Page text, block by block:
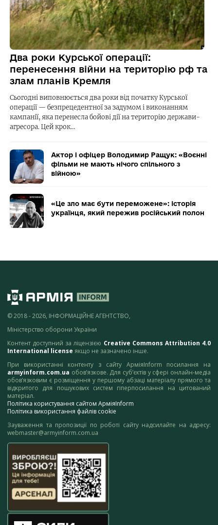
Два роки Курської операції:
перенесення війни на територію рф та
злам планів Кремля
Сьогодні виповнюється два роки від початку Курської
операції — безпрецедентної за задумом і виконанням
кампанії, яка перенесла бойові дії на територію держави-
агресора. Цей крок…
Актор і офіцер Володимир Ращук: «Воєнні
фільми не мають нічого спільного з
війною»
«Це зло має бути переможене»: історія
українця, який пережив російський полон
© 2018 - 2026, ІНФОРМАЦІЙНЕ АГЕНТСТВО,
Міністерство оборони України
Контент доступний за ліцензією Creative Commons Attribution 4.0
International license якщо не зазначено інше.
При використанні контенту з сайту АрміяInform посилання на
armyinform.com.ua обов’язкове. Для суб’єктів у сфері онлайн-медіа
обов’язковим є розміщення у першому абзаці матеріалу прямого та
відкритого для пошукових систем гіперпосилання на цитований
матеріал.
Політика користування сайтом АрміяInform
Політика використання файлів cookie
Зауваження та пропозиції по роботі сайту надсилайте на адресу:
webmaster@armyinform.com.ua